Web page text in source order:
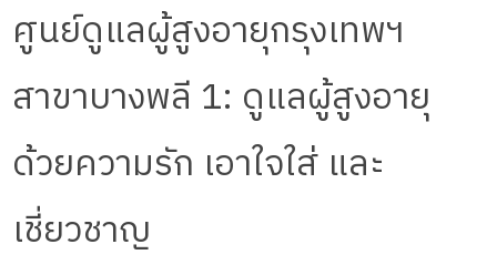
ศูนย์ดูแลผู้สูงอายุกรุงเทพฯ
สาขาบางพลี 1: ดูแลผู้สูงอายุ
ด้วยความรัก เอาใจใส่ และ
เชี่ยวชาญ